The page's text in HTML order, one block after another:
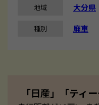
地域 大分県
種別 廃車
「日産」「ティ